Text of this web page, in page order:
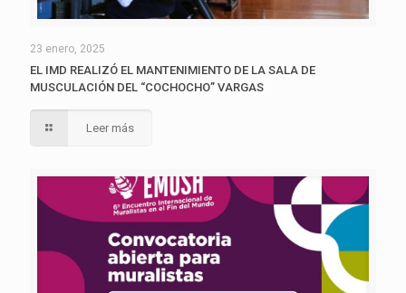
23 enero, 2025
EL IMD REALIZÓ EL MANTENIMIENTO DE LA SALA DE
MUSCULACIÓN DEL “COCHOCHO” VARGAS
Leer más